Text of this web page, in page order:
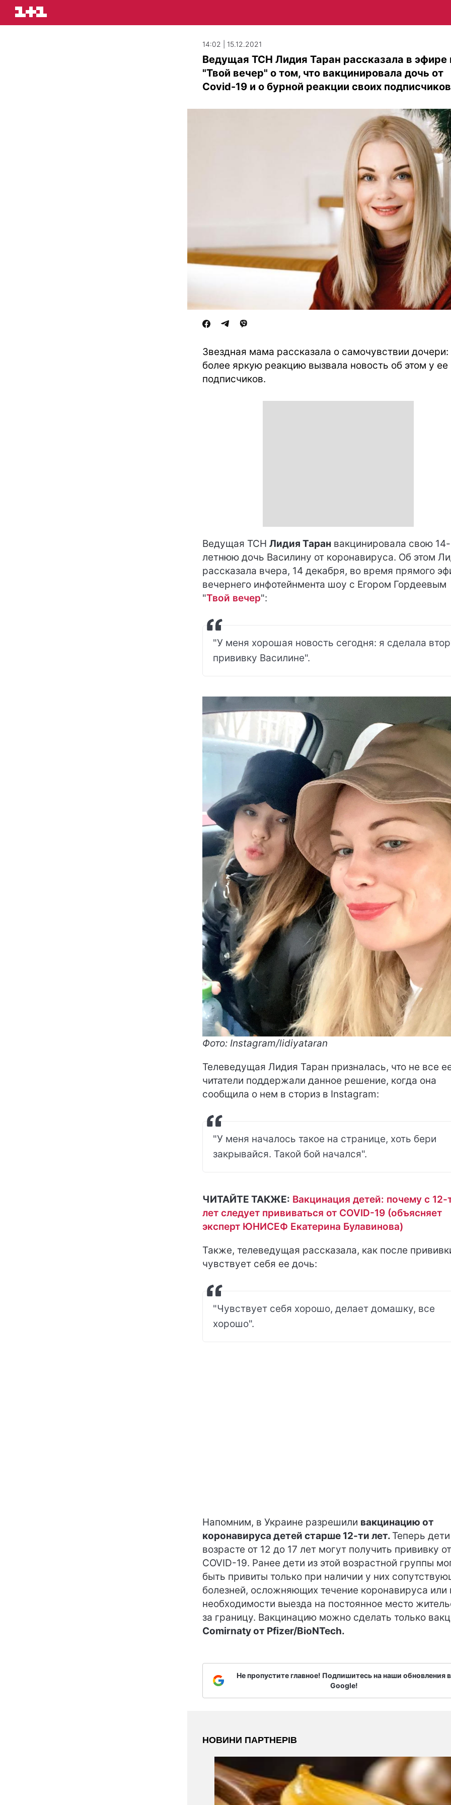
14:02 | 15.12.2021
Ведущая ТСН Лидия Таран рассказала в эфире
"Твой вечер" о том, что вакцинировала дочь от
Covid-19 и о бурной реакции своих подписчиков
Звездная мама рассказала о самочувствии дочери:
более яркую реакцию вызвала новость об этом у ее
подписчиков.
Ведущая ТСН Лидия Таран вакцинировала свою 14-
летнюю дочь Василину от коронавируса. Об этом
рассказала вчера, 14 декабря, во время прямого
вечернего инфотейнмента шоу с Егором Гордеевым
"Твой вечер":
"У меня хорошая новость сегодня: я сделала
прививку Василине".
Фото: Instagram/lidiyataran
Телеведущая Лидия Таран призналась, что не все
читатели поддержали данное решение, когда она
сообщила о нем в сториз в Instagram:
"У меня началось такое на странице, хоть бери
закрывайся. Такой бой начался".
ЧИТАЙТЕ ТАКЖЕ: Вакцинация детей: почему с 12-
лет следует прививаться от COVID-19 (объясняет
эксперт ЮНИСЕФ Екатерина Булавинова)
Также, телеведущая рассказала, как после
чувствует себя ее дочь:
"Чувствует себя хорошо, делает домашку, все
хорошо".
Напомним, в Украине разрешили вакцинацию от
коронавируса детей старше 12-ти лет. Теперь
возрасте от 12 до 17 лет могут получить прививку от
COVID-19. Ранее дети из этой возрастной группы
быть привиты только при наличии у них
болезней, осложняющих течение коронавируса или
необходимости выезда на постоянное место
за границу. Вакцинацию можно сделать только
Comirnaty от Pfizer/BioNTech.
Не пропустите главное! Подпишитесь на наши обновления в
Google!